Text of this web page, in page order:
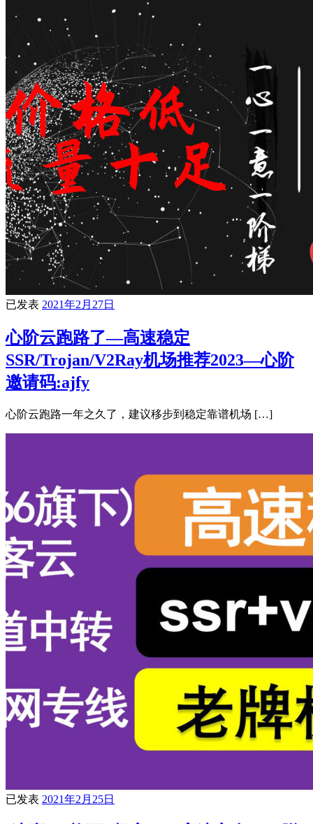
已发表 2021年2月27日
心阶云跑路了—高速稳定
SSR/Trojan/V2Ray机场推荐2023—心阶
邀请码:ajfy
心阶云跑路一年之久了，建议移步到稳定靠谱机场 […]
已发表 2021年2月25日